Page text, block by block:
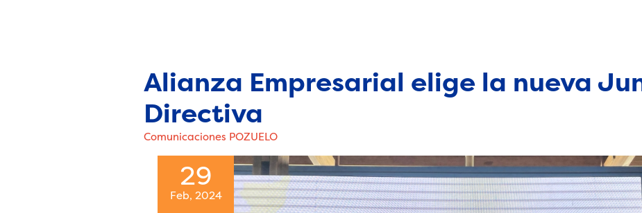
Alianza Empresarial elige la nueva
Directiva
Comunicaciones POZUELO
29
Feb, 2024